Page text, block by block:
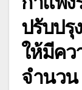
ปรับปรุ
ให้มีคว
จำนว